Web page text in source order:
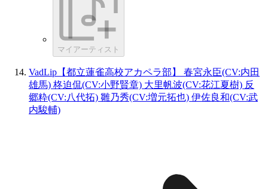
マイアーティスト
VadLip【都立蓮雀高校アカペラ部】 春宮永臣(CV:内田
雄馬) 柊迫侃(CV:小野賢章) 大里帆波(CV:花江夏樹) 反
郷粋(CV:八代拓) 雛乃秀(CV:増元拓也) 伊佐良和(CV:武
内駿輔)